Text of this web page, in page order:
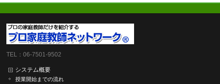
TEL：06-7501-9502
システム概要
授業開始までの流れ